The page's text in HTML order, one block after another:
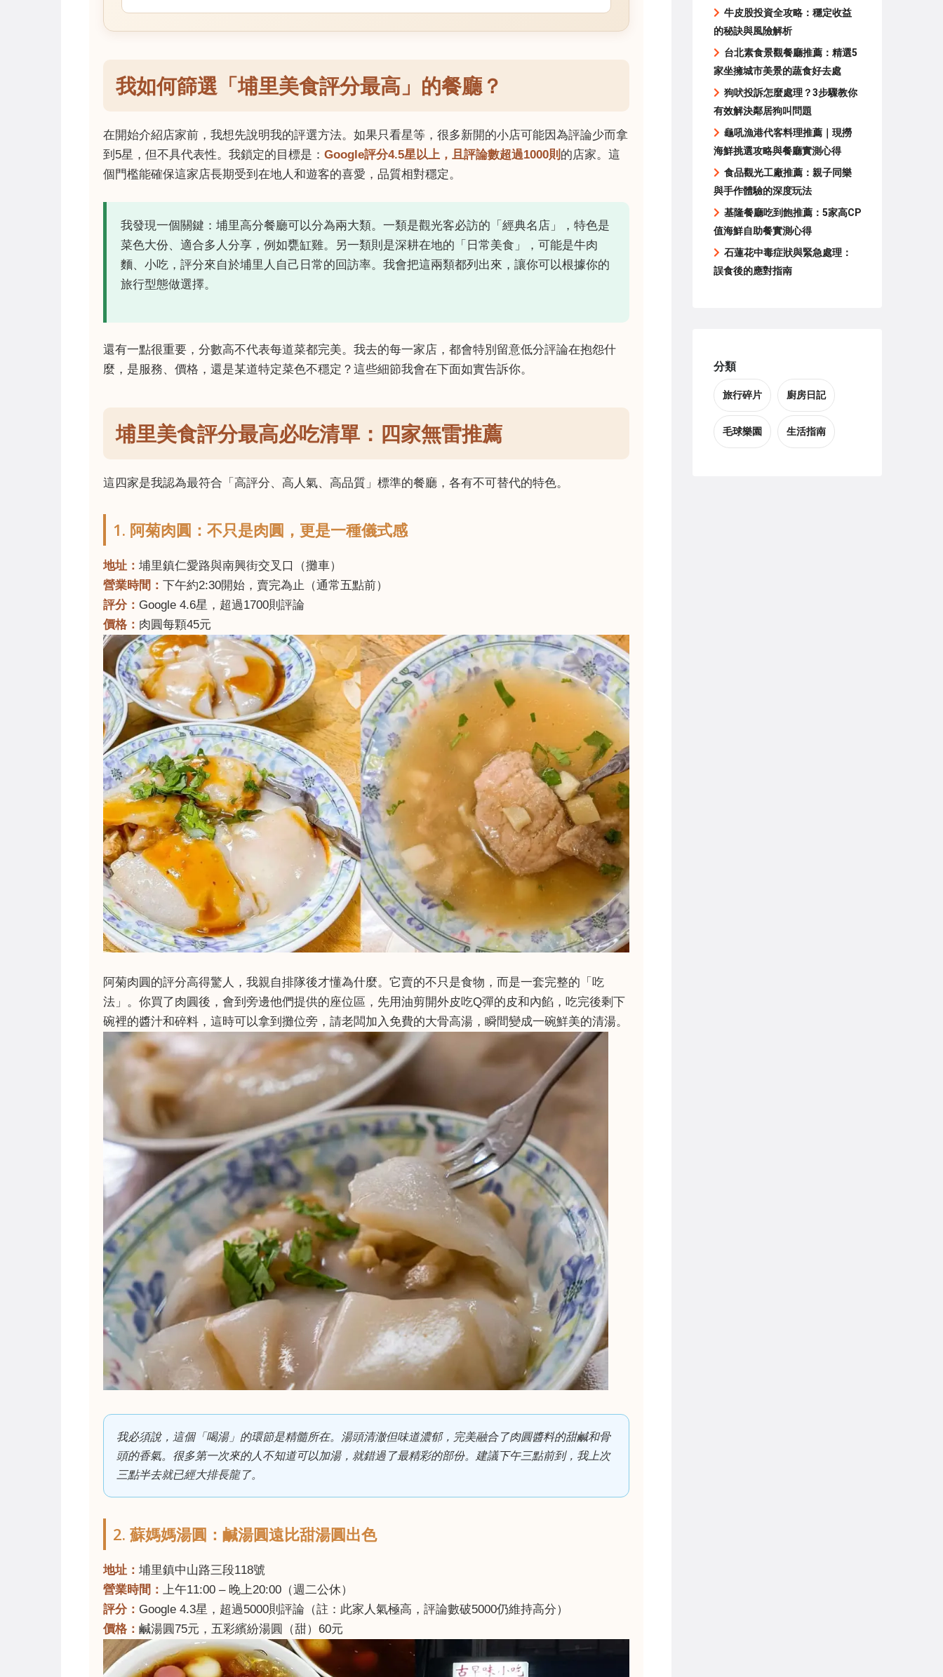
我如何篩選「埔里美食評分最高」的餐廳？
在開始介紹店家前，我想先說明我的評選方法。如果只看星等，很多新開的小店可能因為評論少而拿
到5星，但不具代表性。我鎖定的目標是： Google評分4.5星以上，且評論數超過1000則 的店家。這
個門檻能確保這家店長期受到在地人和遊客的喜愛，品質相對穩定。
我發現一個關鍵：埔里高分餐廳可以分為兩大類。一類是觀光客必訪的「經典名店」，特色是
菜色大份、適合多人分享，例如甕缸雞。另一類則是深耕在地的「日常美食」，可能是牛肉
麵、小吃，評分來自於埔里人自己日常的回訪率。我會把這兩類都列出來，讓你可以根據你的
旅行型態做選擇。
還有一點很重要，分數高不代表每道菜都完美。我去的每一家店，都會特別留意低分評論在抱怨什
麼，是服務、價格，還是某道特定菜色不穩定？這些細節我會在下面如實告訴你。
埔里美食評分最高必吃清單：四家無雷推薦
這四家是我認為最符合「高評分、高人氣、高品質」標準的餐廳，各有不可替代的特色。
1. 阿菊肉圓：不只是肉圓，更是一種儀式感
地址： 埔里鎮仁愛路與南興街交叉口（攤車）
營業時間： 下午約2:30開始，賣完為止（通常五點前）
評分： Google 4.6星，超過1700則評論
價格： 肉圓每顆45元
阿菊肉圓的評分高得驚人，我親自排隊後才懂為什麼。它賣的不只是食物，而是一套完整的「吃
法」。你買了肉圓後，會到旁邊他們提供的座位區，先用油剪開外皮吃Q彈的皮和內餡，吃完後剩下
碗裡的醬汁和碎料，這時可以拿到攤位旁，請老闆加入免費的大骨高湯，瞬間變成一碗鮮美的清湯。
我必須說，這個「喝湯」的環節是精髓所在。湯頭清澈但味道濃郁，完美融合了肉圓醬料的甜鹹和骨
頭的香氣。很多第一次來的人不知道可以加湯，就錯過了最精彩的部份。建議下午三點前到，我上次
三點半去就已經大排長龍了。
2. 蘇媽媽湯圓：鹹湯圓遠比甜湯圓出色
地址： 埔里鎮中山路三段118號
營業時間： 上午11:00 – 晚上20:00（週二公休）
評分： Google 4.3星，超過5000則評論（註：此家人氣極高，評論數破5000仍維持高分）
價格： 鹹湯圓75元，五彩繽紛湯圓（甜）60元
牛皮股投資全攻略：穩定收益
的秘訣與風險解析
台北素食景觀餐廳推薦：精選5
家坐擁城市美景的蔬食好去處
狗吠投訴怎麼處理？3步驟教你
有效解決鄰居狗叫問題
龜吼漁港代客料理推薦｜現撈
海鮮挑選攻略與餐廳實測心得
食品觀光工廠推薦：親子同樂
與手作體驗的深度玩法
基隆餐廳吃到飽推薦：5家高CP
值海鮮自助餐實測心得
石蓮花中毒症狀與緊急處理：
誤食後的應對指南
分類
旅行碎片 廚房日記
毛球樂園 生活指南